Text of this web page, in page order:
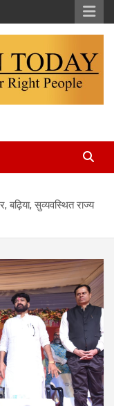
सुव्यवस्थित राज्य